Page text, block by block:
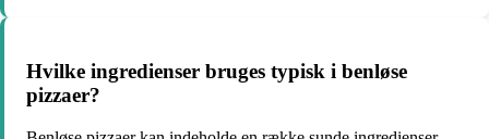
Hvilke ingredienser bruges typisk i benløse
pizzaer?